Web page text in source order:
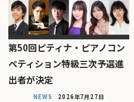
第50回ピティナ・ピアノコン
ペティション特級三次予選進
出者が決定
NEWS 2026年7月27日